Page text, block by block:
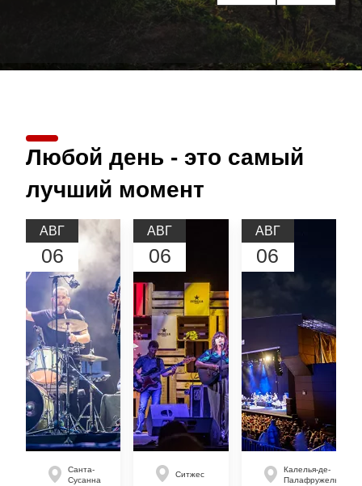
Любой день - это самый
лучший момент
АВГ
06
Санта-
Сусанна
АВГ
06
Ситжес
АВГ
06
Калелья-де-
Палафружель